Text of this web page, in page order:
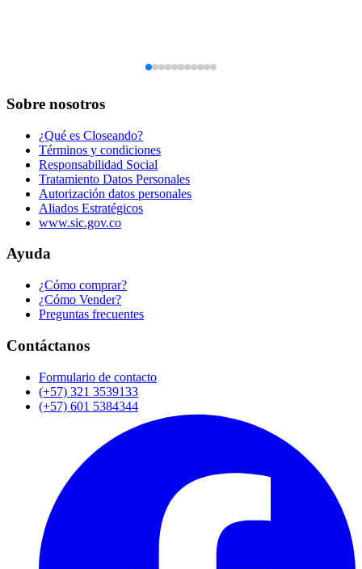
Sobre nosotros
¿Qué es Closeando?
Términos y condiciones
Responsabilidad Social
Tratamiento Datos Personales
Autorización datos personales
Aliados Estratégicos
www.sic.gov.co
Ayuda
¿Cómo comprar?
¿Cómo Vender?
Preguntas frecuentes
Contáctanos
Formulario de contacto
(+57) 321 3539133
(+57) 601 5384344